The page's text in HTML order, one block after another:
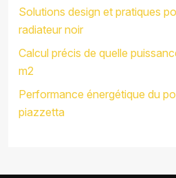
Solutions design et pratiques
radiateur noir
Calcul précis de quelle
m2
Performance énergétique du
piazzetta